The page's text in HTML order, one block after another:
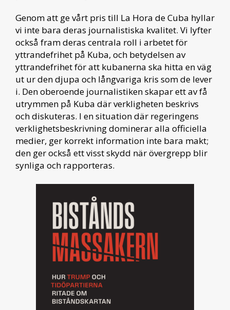
Genom att ge vårt pris till La Hora de Cuba hyllar
vi inte bara deras journalistiska kvalitet. Vi lyfter
också fram deras centrala roll i arbetet för
yttrandefrihet på Kuba, och betydelsen av
yttrandefrihet för att kubanerna ska hitta en väg
ut ur den djupa och långvariga kris som de lever
i. Den oberoende journalistiken skapar ett av få
utrymmen på Kuba där verkligheten beskrivs
och diskuteras. I en situation där regeringens
verklighetsbeskrivning dominerar alla officiella
medier, ger korrekt information inte bara makt;
den ger också ett visst skydd när övergrepp blir
synliga och rapporteras.